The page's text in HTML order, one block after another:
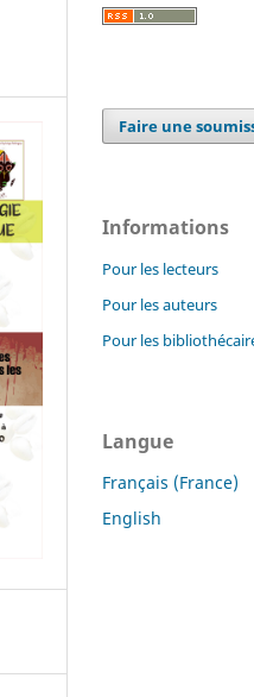
Faire une
Informations
Pour les lecteurs
Pour les auteurs
Pour les
Langue
Français (France)
English